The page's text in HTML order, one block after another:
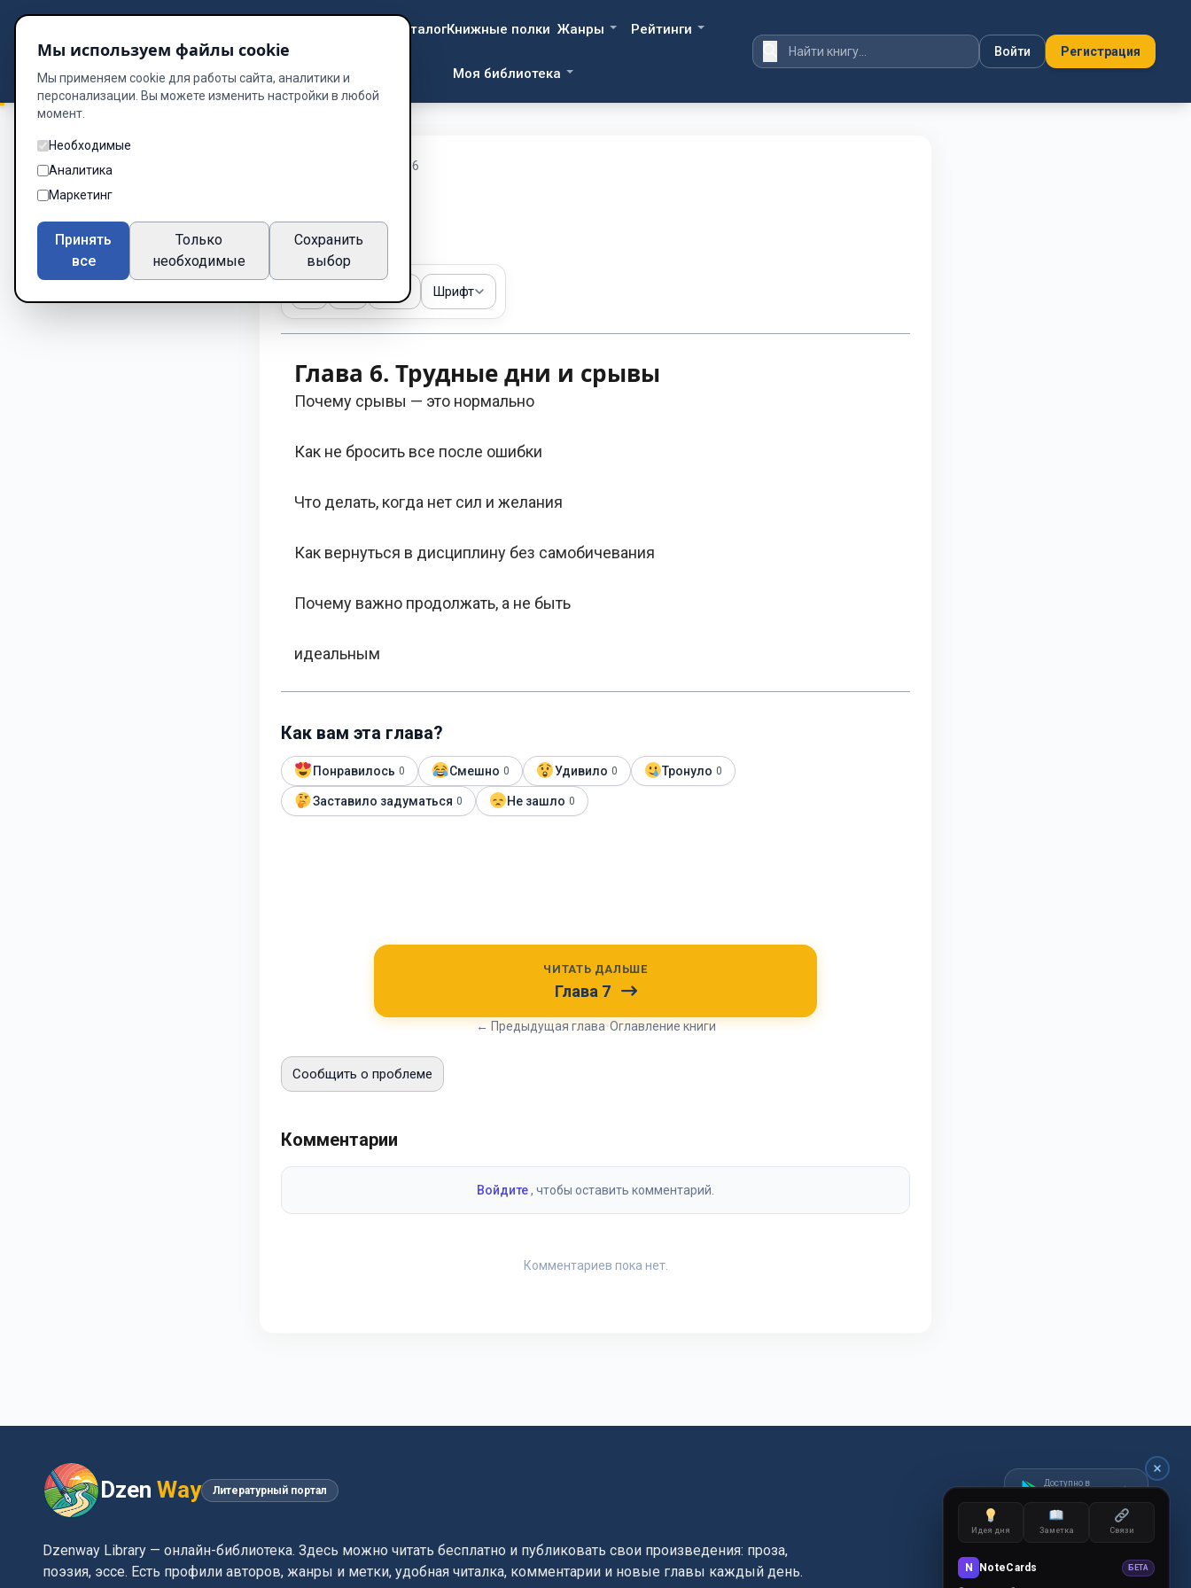
DzenWay Библиотека
КаталогКнижные полки Жанры Рейтинги
Моя библиотека
Войти Регистрация
Глава 6
Глава 7 из 8
Тема Шрифт
Глава 6. Трудные дни и срывы
Почему срывы — это нормально
Как не бросить все после ошибки
Что делать, когда нет сил и желания
Как вернуться в дисциплину без самобичевания
Почему важно продолжать, а не быть
идеальным
Как вам эта глава?
Понравилось 0 Смешно 0 Удивило 0 Тронуло 0
Заставило задуматься 0 Не зашло 0
ЧИТАТЬ ДАЛЬШЕ
Глава 7
← Предыдущая глава•Оглавление книги
Сообщить о проблеме
Комментарии
Войдите, чтобы оставить комментарий.
Комментариев пока нет.
Dzen Way Литературный портал
Доступно в
Dzenway Library — онлайн-библиотека. Здесь можно читать бесплатно и публиковать свои произведения: проза,
поэзия, эссе. Есть профили авторов, жанры и метки, удобная читалка, комментарии и новые главы каждый день.
Идея дня Заметка Связи
N NoteCards БЕТА
Мы используем файлы cookie
Мы применяем cookie для работы сайта, аналитики и
персонализации. Вы можете изменить настройки в любой
момент.
Необходимые
Аналитика
Маркетинг
Принять
все
Только
необходимые
Сохранить
выбор